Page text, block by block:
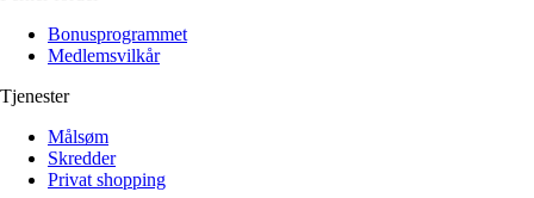
Klær
Reise
Informasjon
Tilbehør
Lukk
Alle artikler
Klær
Reise
Informasjon
Tilbehør
Målsøm
Lukk
Bonusprogrammet
Medlemsvilkår
Tjenester
Målsøm
Skredder
Privat shopping